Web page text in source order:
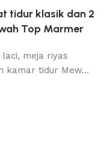
tidur klasik dan 2
Top Marmer
meja riyas
kamar tidur Mew...